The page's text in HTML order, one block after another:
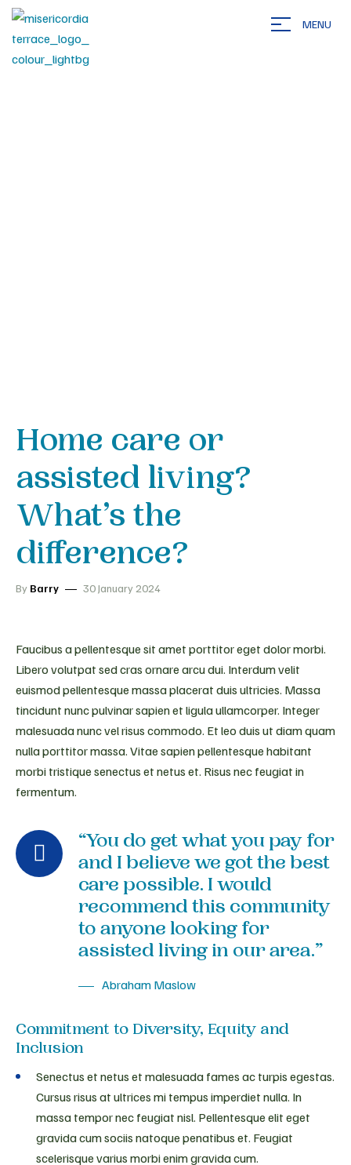
MENU
Home care or
assisted living?
What’s the
difference?
By Barry 30 January 2024
Faucibus a pellentesque sit amet porttitor eget dolor morbi.
Libero volutpat sed cras ornare arcu dui. Interdum velit
euismod pellentesque massa placerat duis ultricies. Massa
tincidunt nunc pulvinar sapien et ligula ullamcorper. Integer
malesuada nunc vel risus commodo. Et leo duis ut diam quam
nulla porttitor massa. Vitae sapien pellentesque habitant
morbi tristique senectus et netus et. Risus nec feugiat in
fermentum.
“You do get what you pay for
and I believe we got the best
care possible. I would
recommend this community
to anyone looking for
assisted living in our area.”
Abraham Maslow
Commitment to Diversity, Equity and
Inclusion
Senectus et netus et malesuada fames ac turpis egestas.
Cursus risus at ultrices mi tempus imperdiet nulla. In
massa tempor nec feugiat nisl. Pellentesque elit eget
gravida cum sociis natoque penatibus et. Feugiat
scelerisque varius morbi enim gravida cum.